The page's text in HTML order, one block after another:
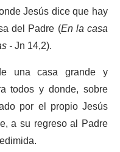
Jesús dice que hay
del Padre (En la casa
-Jn 14,2).
una casa grande y
todos y donde, sobre
por el propio Jesús
a su regreso al Padre